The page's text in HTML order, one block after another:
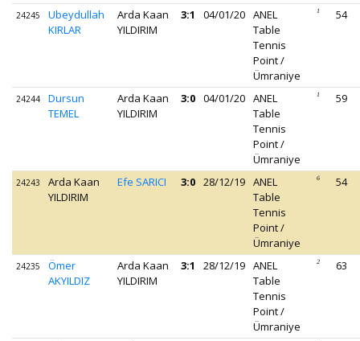
24245
Ubeydullah
KIRLAR
Arda Kaan
YILDIRIM
3:1 04/01/20 ANEL
Table
Tennis
Point /
Ümraniye
1 54
24244
Dursun
TEMEL
Arda Kaan
YILDIRIM
3:0 04/01/20 ANEL
Table
Tennis
Point /
Ümraniye
1 59
24243
Arda Kaan
YILDIRIM
Efe SARICI 3:0 28/12/19 ANEL
Table
Tennis
Point /
Ümraniye
6 54
24235
Ömer
AKYILDIZ
Arda Kaan
YILDIRIM
3:1 28/12/19 ANEL
Table
Tennis
Point /
Ümraniye
2 63